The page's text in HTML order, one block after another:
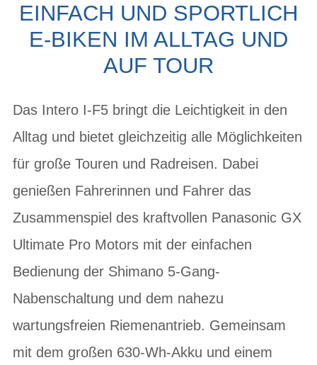
EINFACH UND SPORTLICH
E-BIKEN IM ALLTAG UND
AUF TOUR
Das Intero I-F5 bringt die Leichtigkeit in den
Alltag und bietet gleichzeitig alle Möglichkeiten
für große Touren und Radreisen. Dabei
genießen Fahrerinnen und Fahrer das
Zusammenspiel des kraftvollen Panasonic GX
Ultimate Pro Motors mit der einfachen
Bedienung der Shimano 5-Gang-
Nabenschaltung und dem nahezu
wartungsfreien Riemenantrieb. Gemeinsam
mit dem großen 630-Wh-Akku und einem